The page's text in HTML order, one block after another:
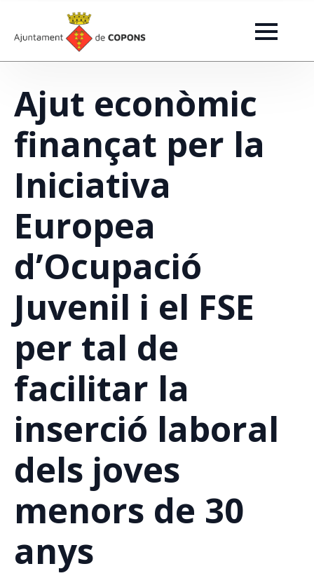
Ajut econòmic
finançat per la
Iniciativa
Europea
d’Ocupació
Juvenil i el FSE
per tal de
facilitar la
inserció laboral
dels joves
menors de 30
anys